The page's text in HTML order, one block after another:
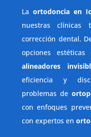
La ortodoncia en
nuestras
corrección dental.
opciones estéticas
alineadores
eficiencia y
problemas de
con enfoques
con expertos en